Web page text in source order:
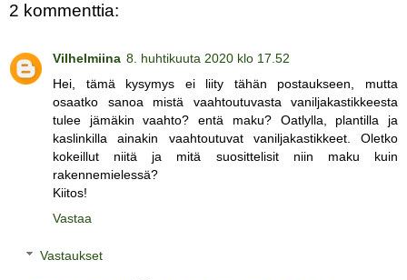
2 kommenttia:
Vilhelmiina 8. huhtikuuta 2020 klo 17.52
Hei, tämä kysymys ei liity tähän postaukseen, mutta
osaatko sanoa mistä vaahtoutuvasta vaniljakastikkeesta
tulee jämäkin vaahto? entä maku? Oatlylla, plantilla ja
kaslinkilla ainakin vaahtoutuvat vaniljakastikkeet. Oletko
kokeillut niitä ja mitä suosittelisit niin maku kuin
rakennemielessä?
Kiitos!
Vastaa
Vastaukset